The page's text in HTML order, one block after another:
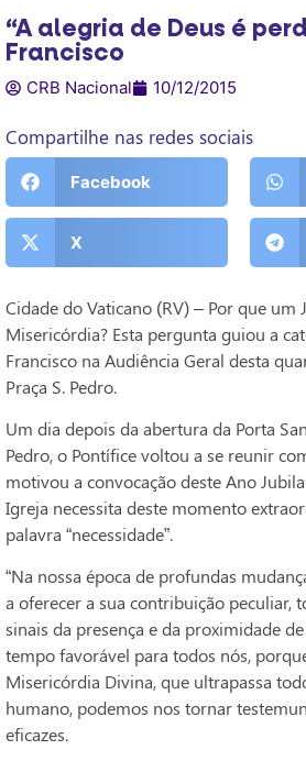
“A alegria de Deus é
Francisco
CRB Nacional 10/12/2015
Compartilhe nas redes sociais
Facebook
X
Cidade do Vaticano (RV) – Por que um
Misericórdia? Esta pergunta guiou a
Francisco na Audiência Geral desta
Praça S. Pedro.
Um dia depois da abertura da Porta
Pedro, o Pontífice voltou a se reunir
motivou a convocação deste Ano
Igreja necessita deste momento
palavra “necessidade”.
“Na nossa época de profundas
a oferecer a sua contribuição peculiar,
sinais da presença e da proximidade
tempo favorável para todos nós,
Misericórdia Divina, que ultrapassa
humano, podemos nos tornar
eficazes.